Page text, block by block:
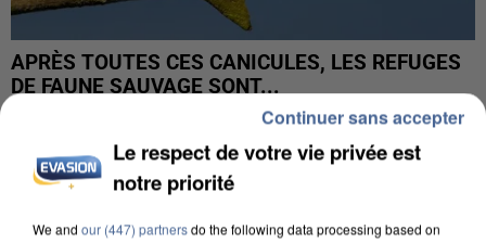
APRÈS TOUTES CES CANICULES, LES REFUGES
DE FAUNE SAUVAGE SONT...
Le respect de votre vie privée est
notre priorité
We and our (447) partnersdo the following data processing based on
Continuer sans accepter